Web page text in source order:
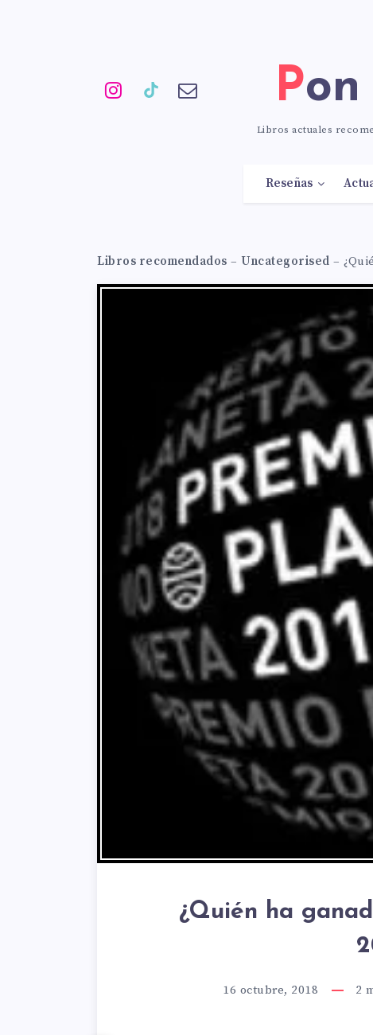
Libros actuales
Reseñas
Libros recomendados – Uncategorised –
¿Quién ha
16 octubre, 2018 2